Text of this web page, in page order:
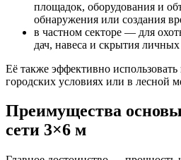
площадок, оборудования и
обнаружения или создания
в частном секторе — для
дач, навеса и скрытия
Её также эффективно
городских условиях или в лесной
Преимущества
сети 3×6 м